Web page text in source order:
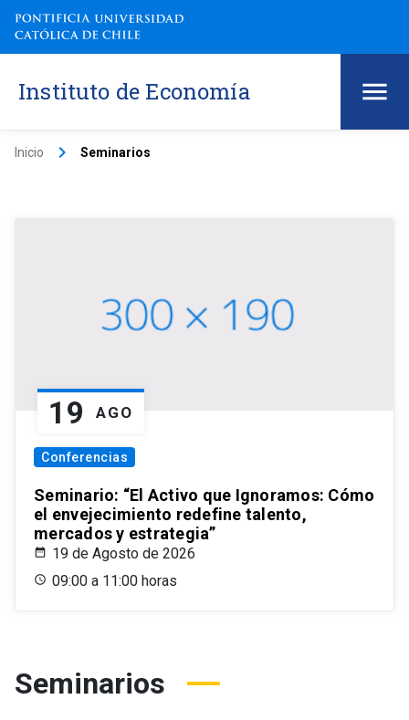
Instituto de Economía
Inicio keyboard_arrow_right Seminarios
19 AGO
Conferencias
Seminario: “El Activo que Ignoramos: Cómo
el envejecimiento redefine talento,
mercados y estrategia”
19 de Agosto de 2026
09:00 a 11:00 horas
Seminarios